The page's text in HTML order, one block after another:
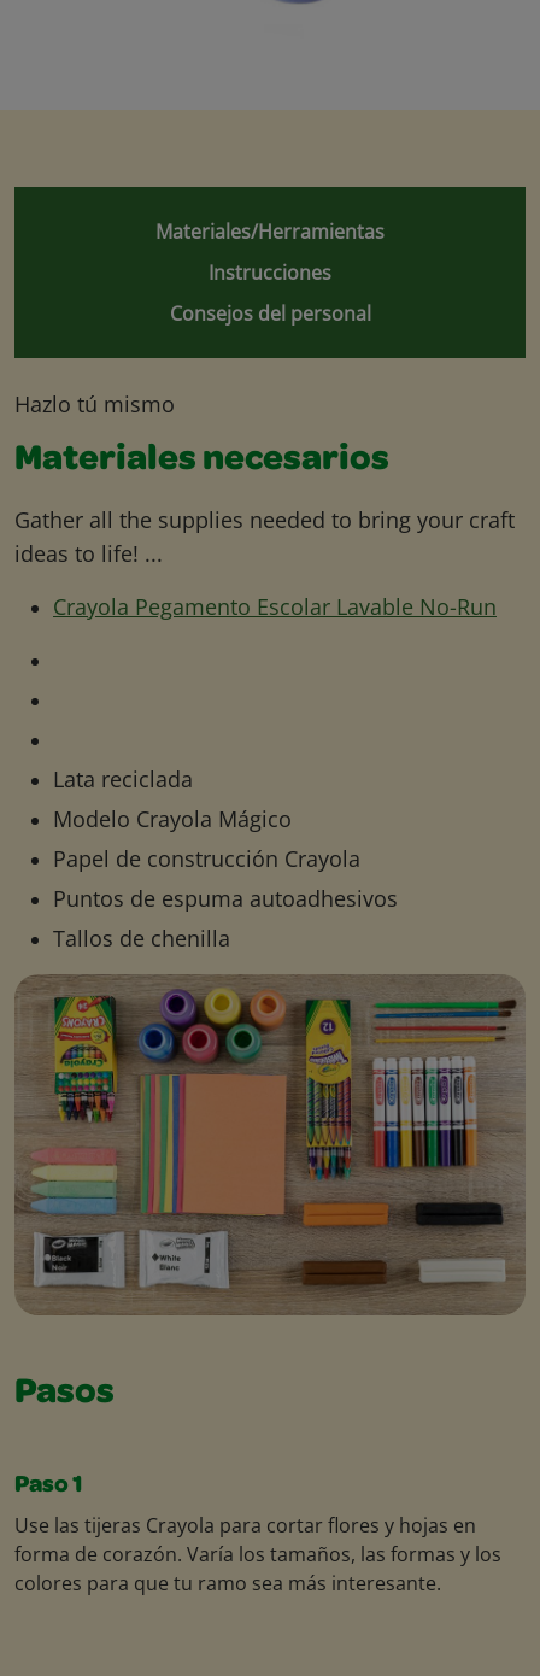
Materiales/Herramientas
Instrucciones
Consejos del personal
Hazlo tú mismo
Materiales necesarios
Gather all the supplies needed to bring your craft
ideas to life! ...
Crayola Pegamento Escolar Lavable No-Run
Lata reciclada
Modelo Crayola Mágico
Papel de construcción Crayola
Puntos de espuma autoadhesivos
Tallos de chenilla
Pasos
Paso 1
Use las tijeras Crayola para cortar flores y hojas en
forma de corazón. Varía los tamaños, las formas y los
colores para que tu ramo sea más interesante.